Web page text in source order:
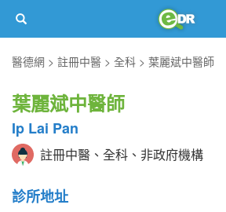
醫德網
註冊中醫 全科 葉麗斌中醫師
葉麗斌中醫師
Ip Lai Pan
註冊中醫、全科、非政府機構
診所地址